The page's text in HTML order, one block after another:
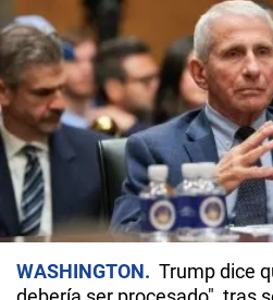
WASHINGTON
Trump dice